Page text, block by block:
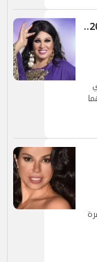
صراعات فيفي عبده والعتاولة في رمضان 2025..